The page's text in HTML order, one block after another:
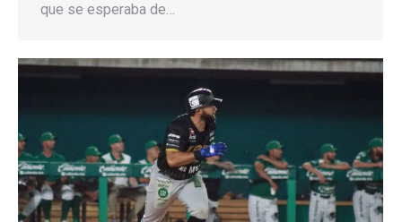
que se esperaba de…